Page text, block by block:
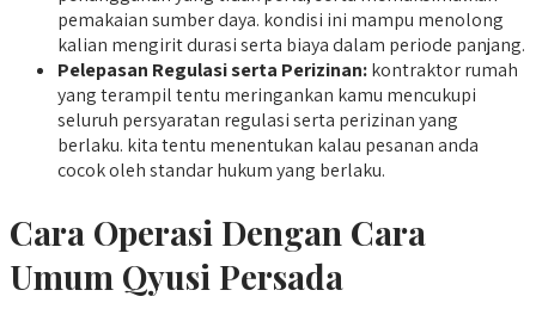
pemakaian sumber daya. kondisi ini mampu menolong
kalian mengirit durasi serta biaya dalam periode panjang.
Pelepasan Regulasi serta Perizinan:kontraktor rumah
yang terampil tentu meringankan kamu mencukupi
seluruh persyaratan regulasi serta perizinan yang
berlaku. kita tentu menentukan kalau pesanan anda
cocok oleh standar hukum yang berlaku.
Cara Operasi Dengan Cara
Umum Qyusi Persada